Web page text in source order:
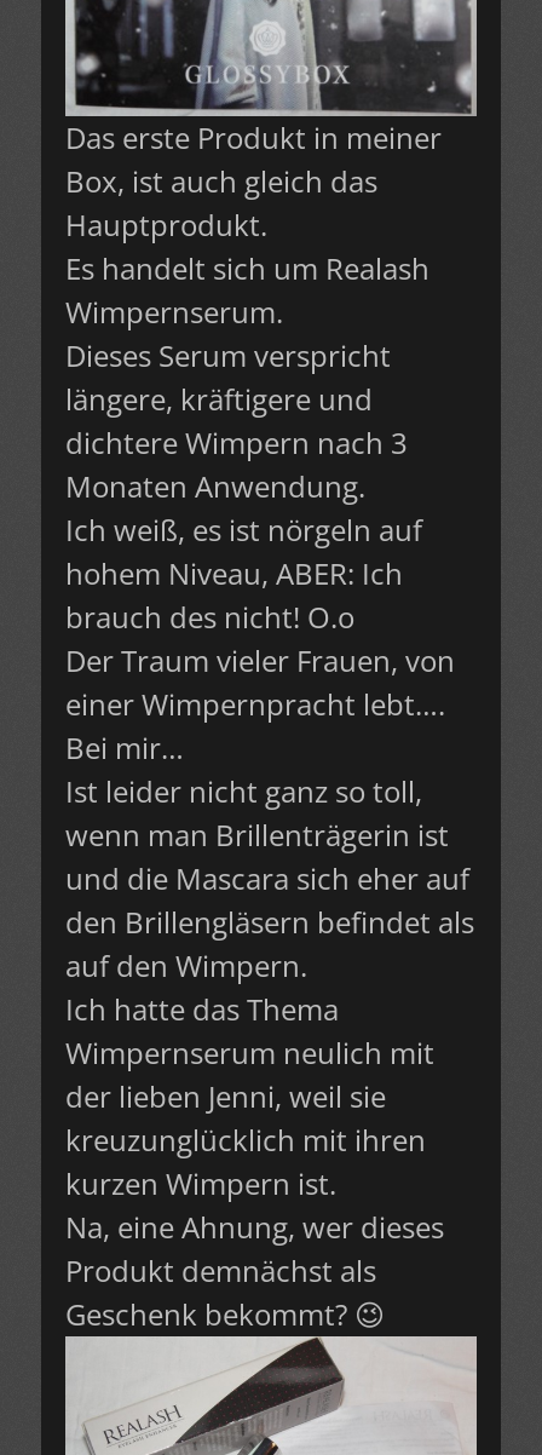
Das erste Produkt in meiner
Box, ist auch gleich das
Hauptprodukt.
Es handelt sich um Realash
Wimpernserum.
Dieses Serum verspricht
längere, kräftigere und
dichtere Wimpern nach 3
Monaten Anwendung.
Ich weiß, es ist nörgeln auf
hohem Niveau, ABER: Ich
brauch des nicht! O.o
Der Traum vieler Frauen, von
einer Wimpernpracht lebt….
Bei mir…
Ist leider nicht ganz so toll,
wenn man Brillenträgerin ist
und die Mascara sich eher auf
den Brillengläsern befindet als
auf den Wimpern.
Ich hatte das Thema
Wimpernserum neulich mit
der lieben Jenni, weil sie
kreuzunglücklich mit ihren
kurzen Wimpern ist.
Na, eine Ahnung, wer dieses
Produkt demnächst als
Geschenk bekommt? 😉